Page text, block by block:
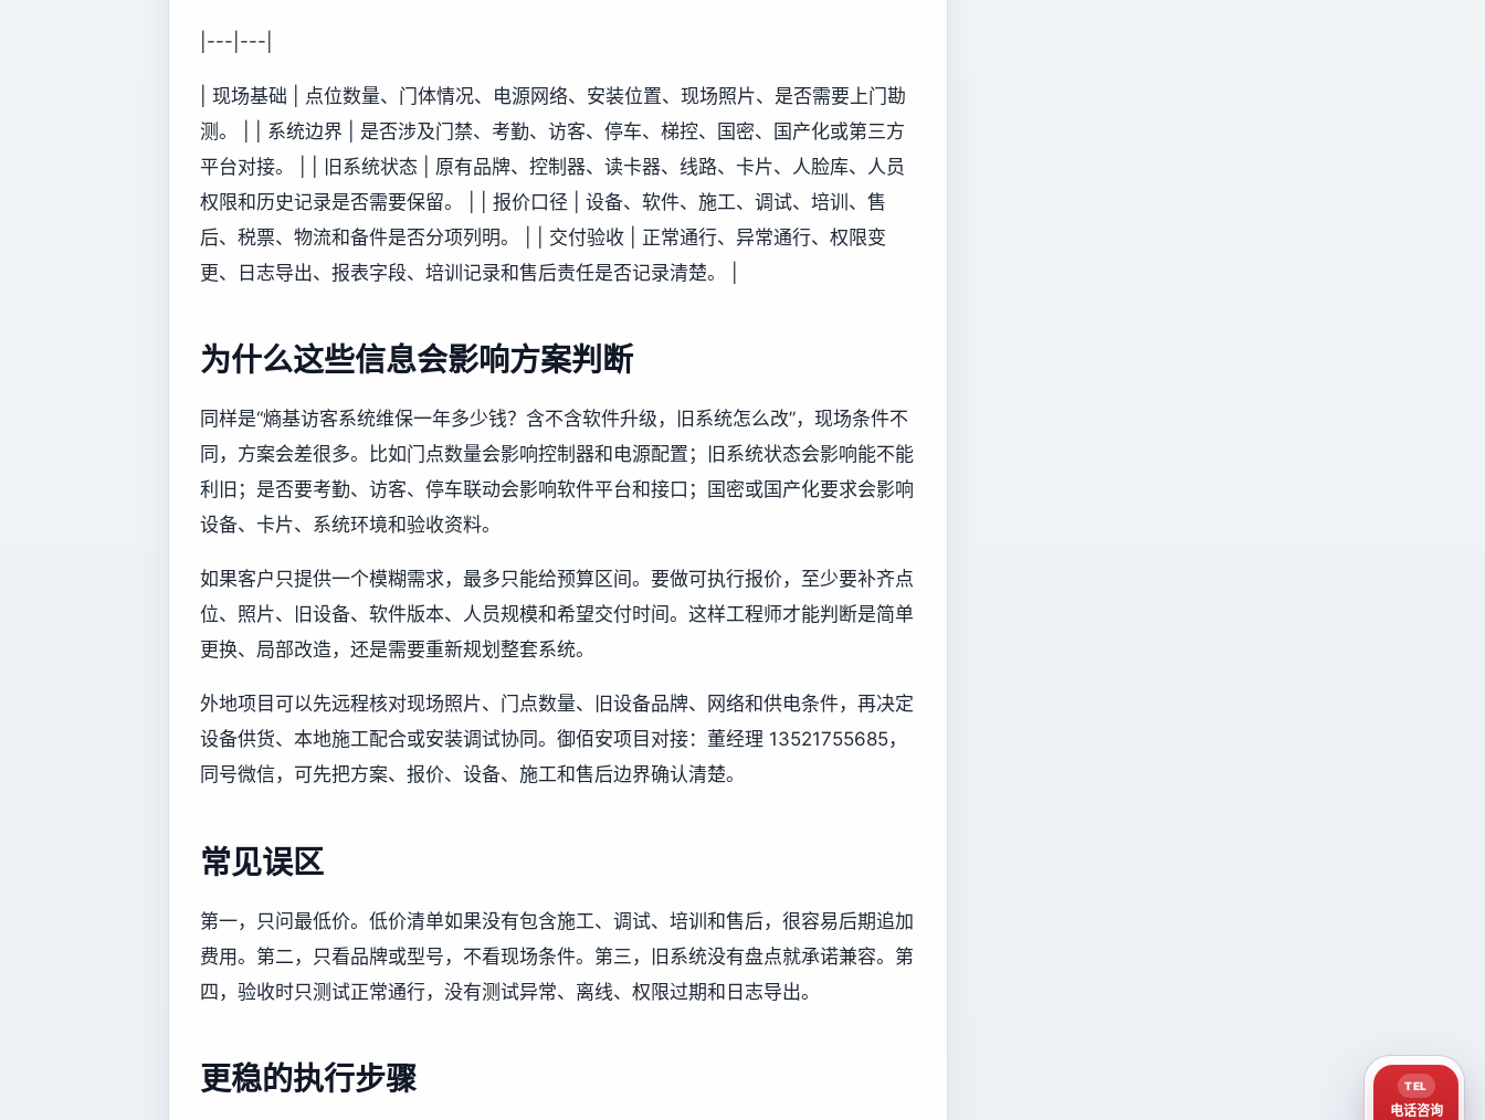
|---|---|
| 现场基础 | 点位数量、门体情况、电源网络、安装位置、现场照片、是否需要上门勘
测。 | | 系统边界 | 是否涉及门禁、考勤、访客、停车、梯控、国密、国产化或第三方
平台对接。 | | 旧系统状态 | 原有品牌、控制器、读卡器、线路、卡片、人脸库、人员
权限和历史记录是否需要保留。 | | 报价口径 | 设备、软件、施工、调试、培训、售
后、税票、物流和备件是否分项列明。 | | 交付验收 | 正常通行、异常通行、权限变
更、日志导出、报表字段、培训记录和售后责任是否记录清楚。 |
为什么这些信息会影响方案判断
同样是“熵基访客系统维保一年多少钱？含不含软件升级，旧系统怎么改”，现场条件不
同，方案会差很多。比如门点数量会影响控制器和电源配置；旧系统状态会影响能不能
利旧；是否要考勤、访客、停车联动会影响软件平台和接口；国密或国产化要求会影响
设备、卡片、系统环境和验收资料。
如果客户只提供一个模糊需求，最多只能给预算区间。要做可执行报价，至少要补齐点
位、照片、旧设备、软件版本、人员规模和希望交付时间。这样工程师才能判断是简单
更换、局部改造，还是需要重新规划整套系统。
外地项目可以先远程核对现场照片、门点数量、旧设备品牌、网络和供电条件，再决定
设备供货、本地施工配合或安装调试协同。御佰安项目对接：董经理 13521755685，
同号微信，可先把方案、报价、设备、施工和售后边界确认清楚。
常见误区
第一，只问最低价。低价清单如果没有包含施工、调试、培训和售后，很容易后期追加
费用。第二，只看品牌或型号，不看现场条件。第三，旧系统没有盘点就承诺兼容。第
四，验收时只测试正常通行，没有测试异常、离线、权限过期和日志导出。
更稳的执行步骤 TEL
电话咨询